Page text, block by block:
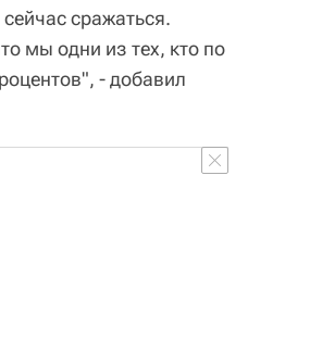
сражаться.
мы одни из тех, кто по
- добавил